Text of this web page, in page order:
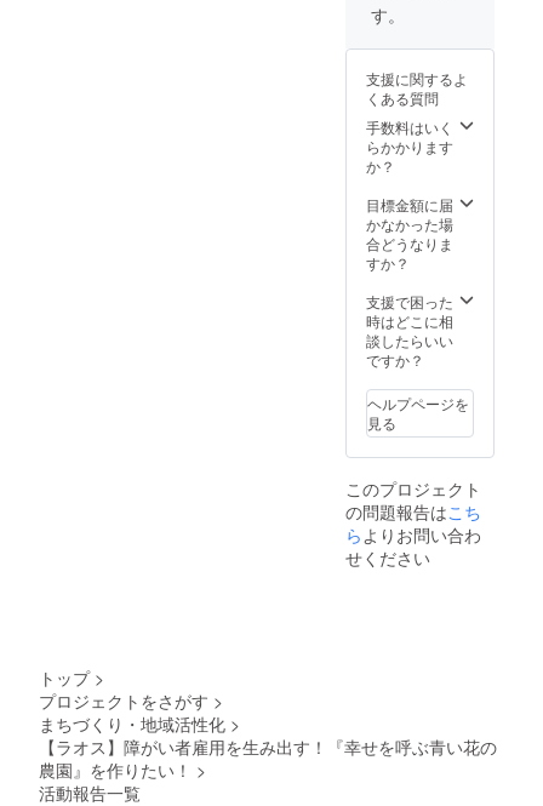
ド・ブ
※ミニ
バッグ
の色は
お任せ
になり
す。
支援に関するよ
くある質問
手数料はいく
らかかります
か？
目標金額に届
かなかった場
合どうなりま
すか？
支援で困った
時はどこに相
談したらいい
ですか？
ヘルプページを
見る
このプロジェクト
の問題報告はこち
ら よりお問い合わ
せください
トップ >
プロジェクトをさがす >
まちづくり・地域活性化 >
【ラオス】障がい者雇用を生み出す！『幸せを呼ぶ青い花の
農園』を作りたい！ >
活動報告一覧